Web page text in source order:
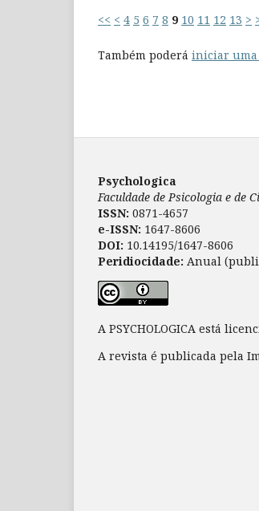
<< < 4 5 6 7 8 9 10 11 12 13 >
Também poderá iniciar uma
Psychologica
Faculdade de Psicologia e de
ISSN: 0871-4657
e-ISSN: 1647-8606
DOI: 10.14195/1647-8606
Peridiocidade: Anual
A PSYCHOLOGICA está
A revista é publicada pela